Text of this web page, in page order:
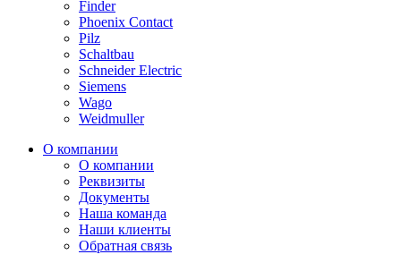
Finder
Phoenix Contact
Pilz
Schaltbau
Schneider Electric
Siemens
Wago
Weidmuller
О компании
О компании
Реквизиты
Документы
Наша команда
Наши клиенты
Обратная связь